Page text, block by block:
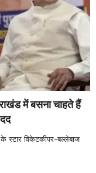
में बसना चाहते हैं
विकेटकीपर-बल्लेबाज